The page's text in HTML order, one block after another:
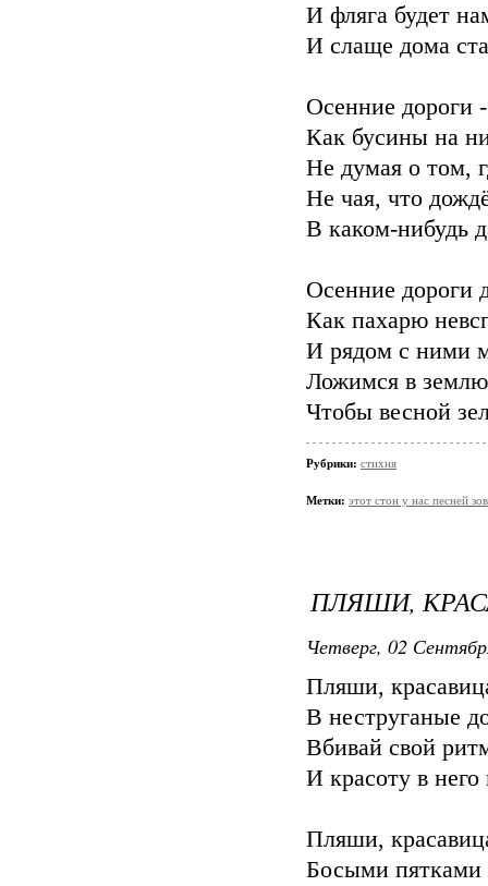
И фляга будет
И слаще дома
Осенние дороги
Как бусины на
Не думая о том,
Не чая, что
В каком-нибудь
Осенние дороги
Как пахарю
И рядом с ними
Ложимся в
Чтобы весной
Рубрики: стихня
Метки: этот стон у нас песней
ПЛЯШИ,
Четверг, 02
Пляши,
В неструганые
Вбивай свой
И красоту в
Пляши,
Босыми пятками